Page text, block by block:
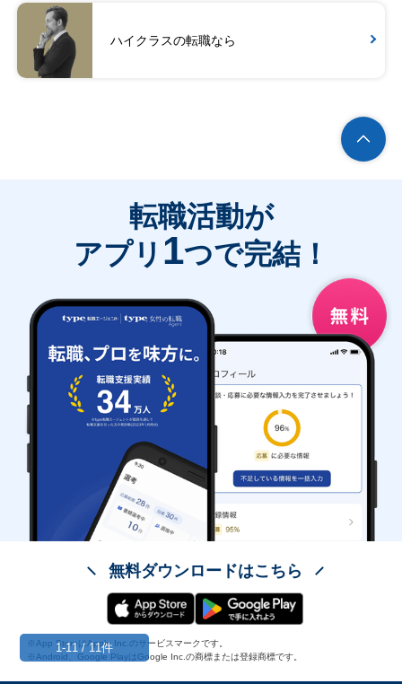
ハイクラスの転職なら
1-11 / 11件
転職活動が
アプリ 1つで完結！
無料ダウンロードはこちら
※App StoreはApple Inc.のサービスマークです。
※Android、Google PlayはGoogle Inc.の商標または登録商標です。